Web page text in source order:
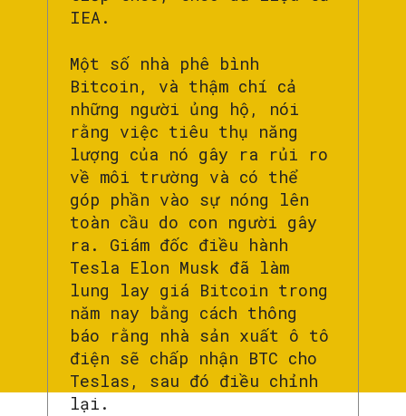
IEA.
Một số nhà phê bình
Bitcoin, và thậm chí cả
những người ủng hộ, nói
rằng việc tiêu thụ năng
lượng của nó gây ra rủi ro
về môi trường và có thể
góp phần vào sự nóng lên
toàn cầu do con người gây
ra. Giám đốc điều hành
Tesla Elon Musk đã làm
lung lay giá Bitcoin trong
năm nay bằng cách thông
báo rằng nhà sản xuất ô tô
điện sẽ chấp nhận BTC cho
Teslas, sau đó điều chỉnh
lại.